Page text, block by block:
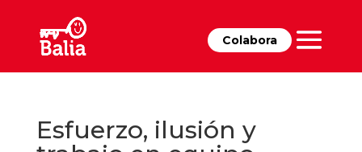
Colabora
Esfuerzo, ilusión y